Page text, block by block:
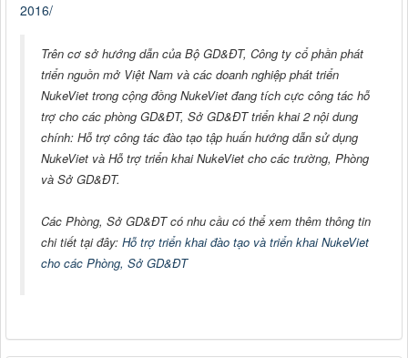
2016/
Trên cơ sở hướng dẫn của Bộ GD&ĐT, Công ty cổ phần phát
triển nguồn mở Việt Nam và các doanh nghiệp phát triển
NukeViet trong cộng đồng NukeViet đang tích cực công tác hỗ
trợ cho các phòng GD&ĐT, Sở GD&ĐT triển khai 2 nội dung
chính: Hỗ trợ công tác đào tạo tập huấn hướng dẫn sử dụng
NukeViet và Hỗ trợ triển khai NukeViet cho các trường, Phòng
và Sở GD&ĐT.
Các Phòng, Sở GD&ĐT có nhu cầu có thể xem thêm thông tin
chi tiết tại đây: Hỗ trợ triển khai đào tạo và triển khai NukeViet
cho các Phòng, Sở GD&ĐT